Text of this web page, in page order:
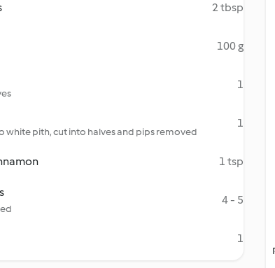
2 tbsp
100 g
1
white pith, cut into halves and pips removed
1
1 tsp
4 - 5
1